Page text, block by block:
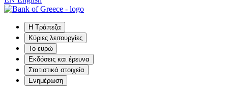
Η Τράπεζα
Κύριες λειτουργίες
Το ευρώ
Εκδόσεις και έρευνα
Στατιστικά στοιχεία
Ενημέρωση